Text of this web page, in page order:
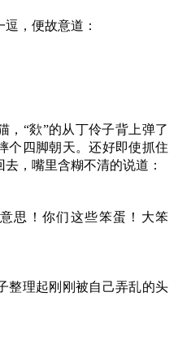
，便故意道：
，“欻”的从丁伶子背上弹了
个四脚朝天。还好即使抓住
，嘴里含糊不清的说道：
思！你们这些笨蛋！大笨
整理起刚刚被自己弄乱的头